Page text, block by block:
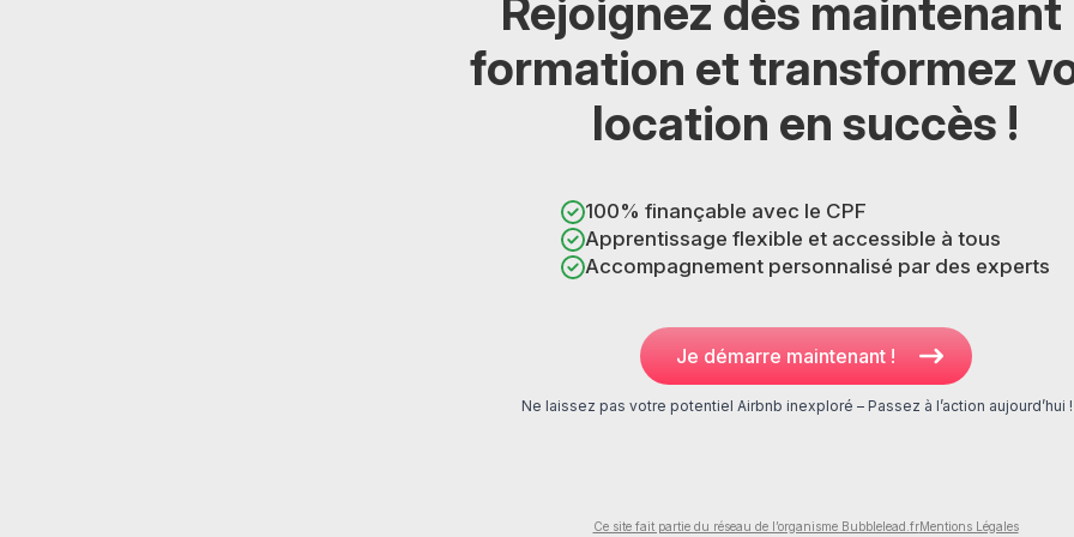
Rejoignez dès maintenant
formation et transformez
location en succès !
100% finançable avec le CPF
Apprentissage flexible et accessible à tous
Accompagnement personnalisé par des experts
Je démarre maintenant !
Ne laissez pas votre potentiel Airbnb inexploré – Passez à l’action aujourd’hui !
Ce site fait partie du réseau de l’organisme Bubblelead.frMentions Légales